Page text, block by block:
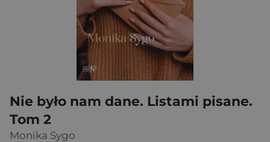
Nie było nam dane. Listami pisane.
Tom 2
Monika Sygo